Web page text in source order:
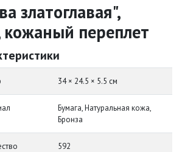
златоглавая",
переплет
34 × 24.5 × 5.5 см
Бумага, Натуральная кожа,
Бронза
592